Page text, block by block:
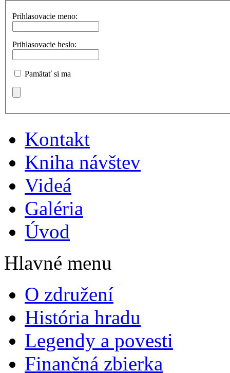
Prihlasovacie meno:
Prihlasovacie heslo:
Pamätať si ma
Kontakt
Kniha návštev
Videá
Galéria
Úvod
Hlavné menu
O združení
História hradu
Legendy a povesti
Finančná zbierka